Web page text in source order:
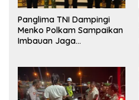
Panglima TNI Dampingi
Menko Polkam Sampaikan
Imbauan Jaga